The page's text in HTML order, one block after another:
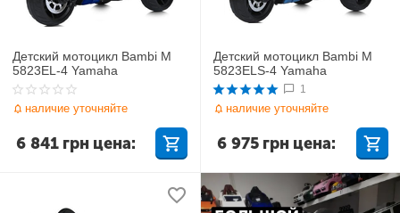
Детский мотоцикл Bambi M
5823EL-4 Yamaha
наличие уточняйте
6 841 грн цена:
Детский мотоцикл Bambi M
5823ELS-4 Yamaha
1
наличие уточняйте
6 975 грн цена: